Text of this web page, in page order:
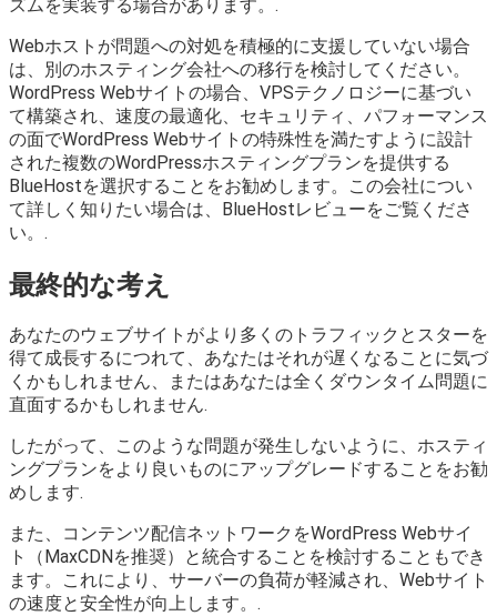
ズムを実装する場合があります。.
Webホストが問題への対処を積極的に支援していない場合
は、別のホスティング会社への移行を検討してください。
WordPress Webサイトの場合、VPSテクノロジーに基づい
て構築され、速度の最適化、セキュリティ、パフォーマンス
の面でWordPress Webサイトの特殊性を満たすように設計
された複数のWordPressホスティングプランを提供する
BlueHostを選択することをお勧めします。この会社につい
て詳しく知りたい場合は、BlueHostレビューをご覧くださ
い。.
最終的な考え
あなたのウェブサイトがより多くのトラフィックとスターを
得て成長するにつれて、あなたはそれが遅くなることに気づ
くかもしれません、またはあなたは全くダウンタイム問題に
直面するかもしれません.
したがって、このような問題が発生しないように、ホスティ
ングプランをより良いものにアップグレードすることをお勧
めします.
また、コンテンツ配信ネットワークをWordPress Webサイ
ト（MaxCDNを推奨）と統合することを検討することもでき
ます。これにより、サーバーの負荷が軽減され、Webサイト
の速度と安全性が向上します。.